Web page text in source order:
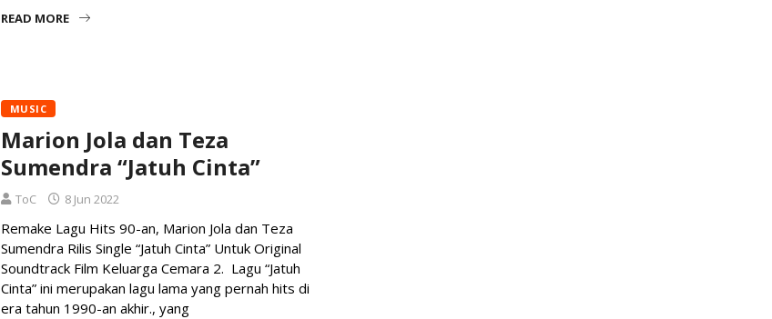
READ MORE
MUSIC
Marion Jola dan Teza
Sumendra “Jatuh Cinta”
ToC 8 Jun 2022
Remake Lagu Hits 90-an, Marion Jola dan Teza
Sumendra Rilis Single “Jatuh Cinta” Untuk Original
Soundtrack Film Keluarga Cemara 2.⁣ ⁣ Lagu “Jatuh
Cinta” ini merupakan lagu lama yang pernah hits di
era tahun 1990-an akhir., yang